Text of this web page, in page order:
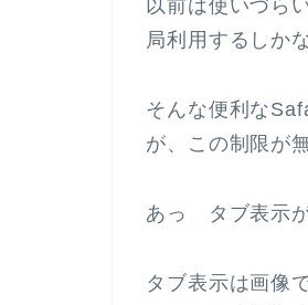
以前は使いづら
局利用するしか
そんな便利な
が、この制限が
あっ タブ表示が
タブ表示は画像